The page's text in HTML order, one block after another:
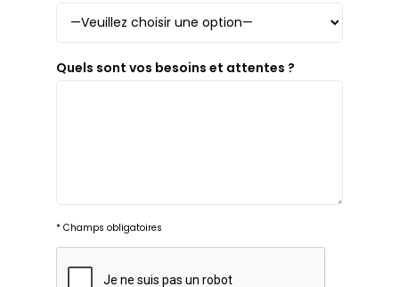
Quels sont vos besoins et attentes ?
* Champs obligatoires